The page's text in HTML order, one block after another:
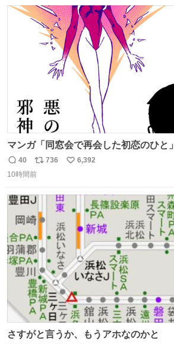
ト
数
数
マンガ「同窓会で再会した初恋のひと」
返
信
40
リ
ポ
ト
数
736
い
6,392
10時間前
さすがと言うか、もうアホなのかと